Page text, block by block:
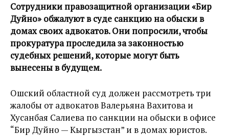
Сотрудники правозащитной организации «Бир
Дуйно» обжалуют в суде санкцию на обыски в
домах своих адвокатов. Они попросили, чтобы
прокуратура проследила за законностью
судебных решений, которые могут быть
вынесены в будущем.
Ошский областной суд должен рассмотреть три
жалобы от адвокатов Валерьяна Вахитова и
Хусанбая Салиева по санкции на обыски в офисе
“Бир Дуйно — Кыргызстан” и в домах юристов.